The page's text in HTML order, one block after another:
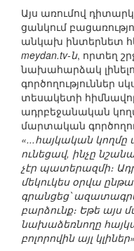
Այս առումով
ցանկում
անկախ ինտերնետ
meydan.tv-ն, որտեղ
նախահարձակ
գործողություններ
տեսակետի
ադրբեջանական
մարտական
«...հայկական կողմը
ունեցավ, ինչը
չէր պատերազմի։
մեկուկես օրվա
գրանցեց՝
բարձունք։ Եթե այս
նախաձեռնողը
բոլորովին այլ կլիներ»